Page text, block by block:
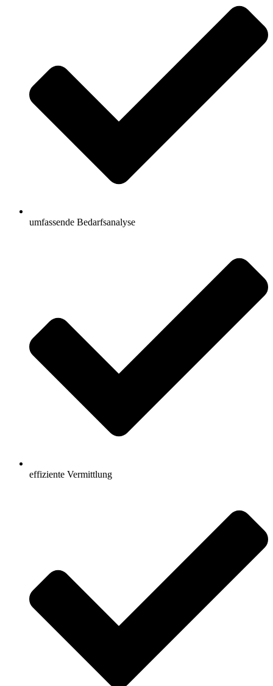
umfassende Bedarfsanalyse
effiziente Vermittlung